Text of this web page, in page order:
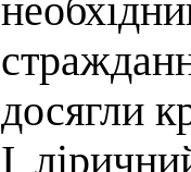
досягли
І